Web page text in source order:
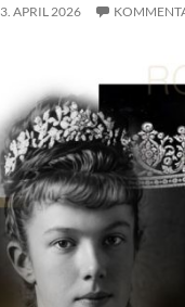
3. APRIL 2026